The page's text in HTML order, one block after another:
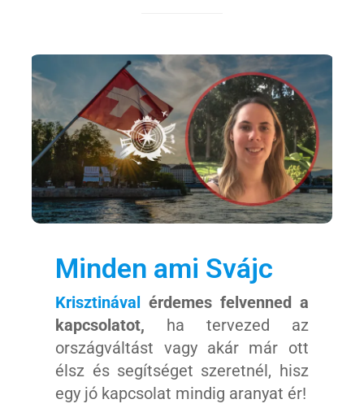
Kaland -
játék -
kockázat
100
Utazási
Élmény
poszter
Feliratkozom
Felhasználási feltételek
Minden ami Svájc
Krisztinávalérdemes felvenned a
kapcsolatot, ha tervezed az
országváltást vagy akár már ott
élsz és segítséget szeretnél, hisz
egy jó kapcsolat mindig aranyat ér!